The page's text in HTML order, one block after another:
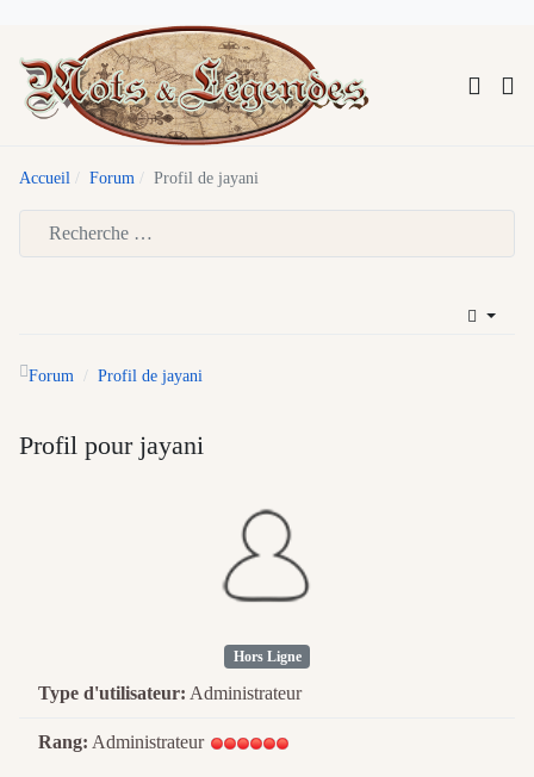
Accueil Forum Profil de jayani
Forum Profil de jayani
Profil pour jayani
Hors Ligne
Type d'utilisateur: Administrateur
Rang: Administrateur